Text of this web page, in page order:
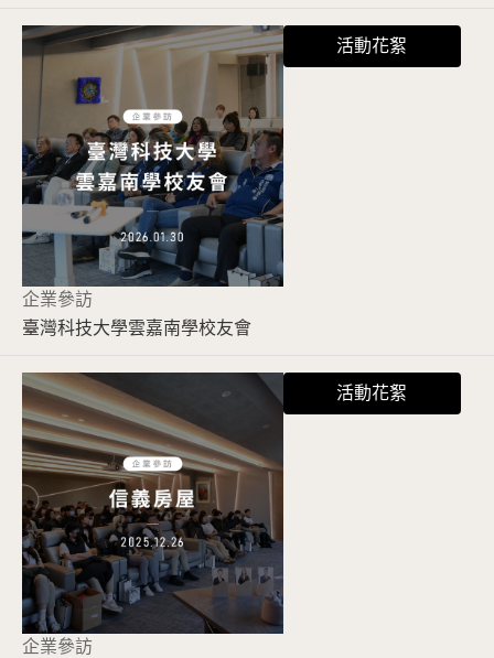
企業參訪
臺灣科技大學雲嘉南學校友會
活動花絮
企業參訪
活動花絮